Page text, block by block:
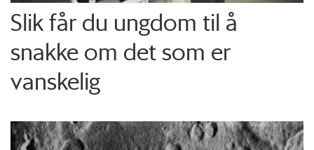
Slik får du ungdom til å
snakke om det som er
vanskelig